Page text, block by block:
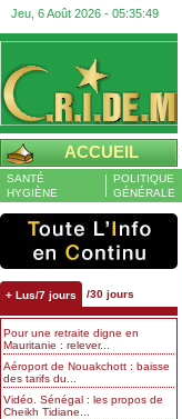
Jeu, 6 Août 2026 - 05:35:49
ACCUEIL
SANTÉ
HYGIÈNE
POLITIQUE
GÉNÉRALE
+ Lus/7 jours /30 jours
Pour une retraite digne en
Mauritanie : relever...
Aéroport de Nouakchott : baisse
des tarifs du...
Vidéo. Sénégal : les propos de
Cheikh Tidiane...